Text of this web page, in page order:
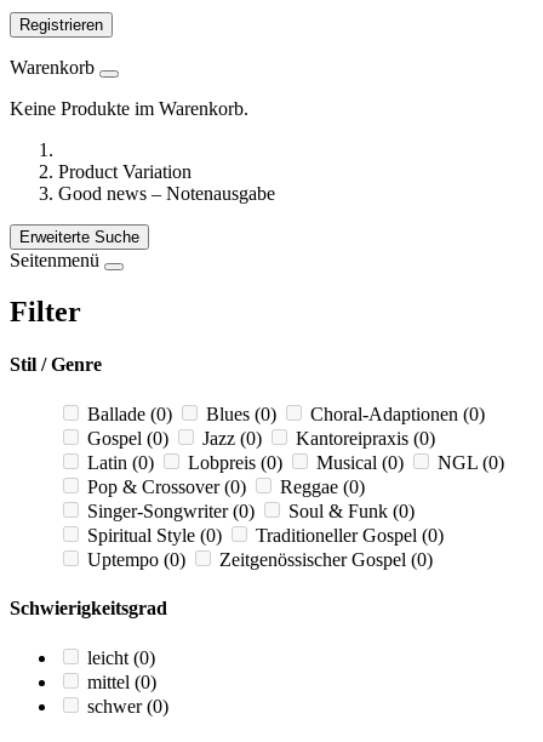
Registrieren
Warenkorb
Keine Produkte im Warenkorb.
Product Variation
Good news – Notenausgabe
Erweiterte Suche
Seitenmenü
Filter
Stil / Genre
Ballade (0) Blues (0) Choral-Adaptionen (0)
Gospel (0) Jazz (0) Kantoreipraxis (0)
Latin (0) Lobpreis (0) Musical (0) NGL (0)
Pop & Crossover(0) Reggae (0)
Singer-Songwriter(0) Soul & Funk (0)
Spiritual Style (0) Traditioneller Gospel (0)
Uptempo (0) Zeitgenössischer Gospel (0)
Schwierigkeitsgrad
leicht (0)
mittel (0)
schwer(0)